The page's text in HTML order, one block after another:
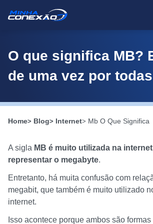
O que significa MB?
de uma vez por todas
Home Blog Internet Mb O Que Significa
A sigla MB é muito utilizada na
representar o megabyte.
Entretanto, há muita confusão com
megabit, que também é muito utilizado
internet.
Isso acontece porque ambos são